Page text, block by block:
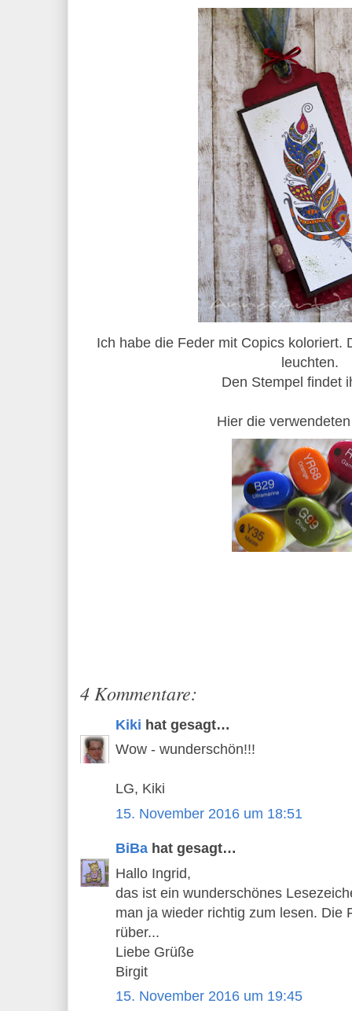
Ich habe die Feder mit Copics koloriert.
leuchten.
Den Stempel findet
Hier die
4 Kommentare:
Kiki hat gesagt…
Wow - wunderschön!!!
LG, Kiki
15. November 2016 um 18:51
BiBa hat gesagt…
Hallo Ingrid,
das ist ein wunderschönes
man ja wieder richtig zum lesen. Die
rüber...
Liebe Grüße
Birgit
15. November 2016 um 19:45